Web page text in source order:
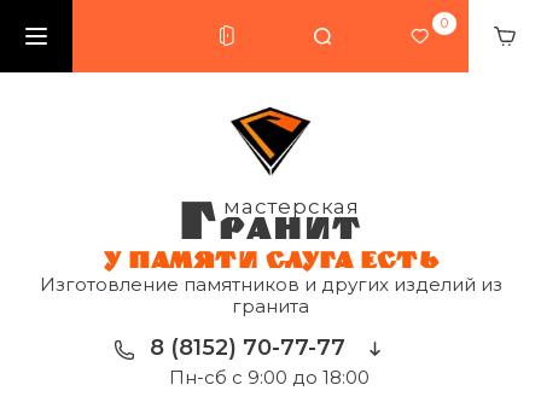
0
мастерская
ГРАНИТ
У ПАМЯТИ СЛУГА ЕСТЬ
Изготовление памятников и других изделий из
гранита
8 (8152) 70-77-77
Пн-сб с 9:00 до 18:00